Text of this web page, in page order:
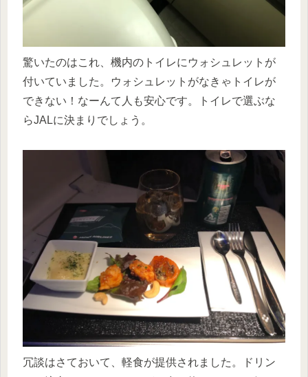
驚いたのはこれ、機内のトイレにウォシュレットが
付いていました。ウォシュレットがなきゃトイレが
できない！なーんて人も安心です。トイレで選ぶな
らJALに決まりでしょう。
冗談はさておいて、軽食が提供されました。ドリン